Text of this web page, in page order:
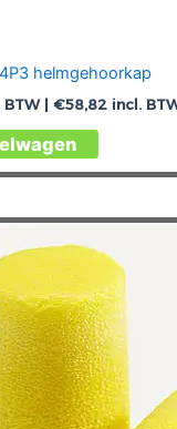
helmgehoorkap
BTW | €58,82 incl.